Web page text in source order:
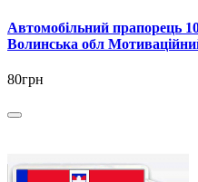
Автомобільний прапорець
Волинська обл
80грн